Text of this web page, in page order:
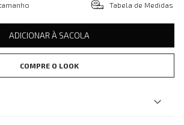
Tabela de Medidas
ADICIONAR À SACOLA
COMPRE O LOOK